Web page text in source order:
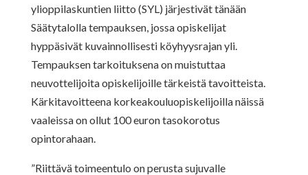
ylioppilaskuntien liitto (SYL) järjestivät tänään
Säätytalolla tempauksen, jossa opiskelijat
hyppäsivät kuvainnollisesti köyhyysrajan yli.
Tempauksen tarkoituksena on muistuttaa
neuvottelijoita opiskelijoille tärkeistä tavoitteista.
Kärkitavoitteena korkeakouluopiskelijoilla näissä
vaaleissa on ollut 100 euron tasokorotus
opintorahaan.
”Riittävä toimeentulo on perusta sujuvalle